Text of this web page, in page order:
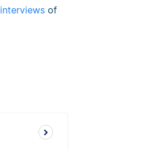
interviewsof